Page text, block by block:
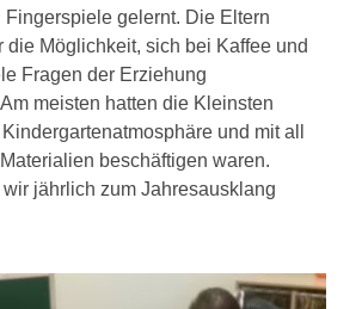
Fingerspiele gelernt. Die Eltern
die Möglichkeit, sich bei Kaffee und
Fragen der Erziehung
meisten hatten die Kleinsten
und mit all
beschäftigen waren.
jährlich zum Jahresausklang